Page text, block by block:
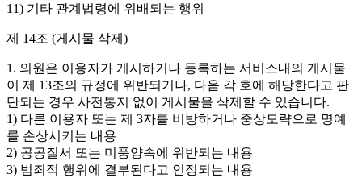
11) 기타 관계법령에 위배되는 행위
제 14조 (게시물 삭제)
1. 의원은 이용자가 게시하거나 등록하는 서비스내의 게시물
이 제 13조의 규정에 위반되거나, 다음 각 호에 해당한다고 판
단되는 경우 사전통지 없이 게시물을 삭제할 수 있습니다.
1) 다른 이용자 또는 제 3자를 비방하거나 중상모략으로 명예
를 손상시키는 내용
2) 공공질서 또는 미풍양속에 위반되는 내용
3) 범죄적 행위에 결부된다고 인정되는 내용